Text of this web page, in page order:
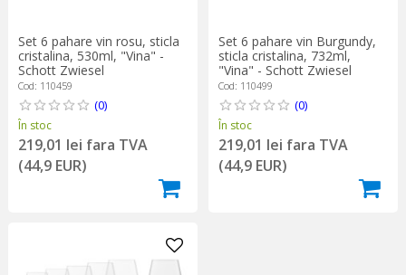
Set 6 pahare vin rosu, sticla
cristalina, 530ml, "Vina" -
Schott Zwiesel
Cod: 110459
(0)
În stoc
219,01 lei fara TVA
(44,9 EUR)
Set 6 pahare vin Burgundy,
sticla cristalina, 732ml,
"Vina" - Schott Zwiesel
Cod: 110499
(0)
În stoc
219,01 lei fara TVA
(44,9 EUR)